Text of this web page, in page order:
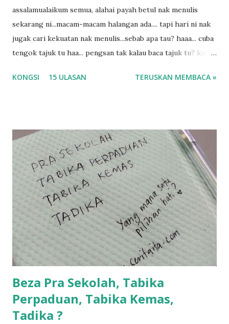
assalamualaikum semua, alahai payah betul nak menulis
sekarang ni...macam-macam halangan ada.... tapi hari ni nak
jugak cari kekuatan nak menulis...sebab apa tau? haaa... cuba
tengok tajuk tu haa... pengsan tak kalau baca tajuk tu? kalau
tau? yang sebut tu anak aku....diulangi ANAK AKU ....adoiiii
balik keja aku ajak la shah singgah Giant beli barang
sikit...dalam perjalanan dari dalam kereta tu biasalah kan
kami memang akan pimpin anak-anak jalan sampai masuk
dalam... dan kebiasanya bagi anak 4 macam kami ni bahagi-
bahagi lah siapa nak pimpin siapa... dan biasanya aku akan
dukung adik hadi sambil pimpin kakak husna... yang abg
ngah dengan abg long terserah pada shah la pulak.. tapi
kalau ikut anak-anak semua nak ummi pimpin... ajer rebeh
ba...
KONGSI 15 ULASAN TERUSKAN MEMBACA »
Beza Pra Sekolah, Tabika
Perpaduan, Tabika Kemas,
Tadika ?